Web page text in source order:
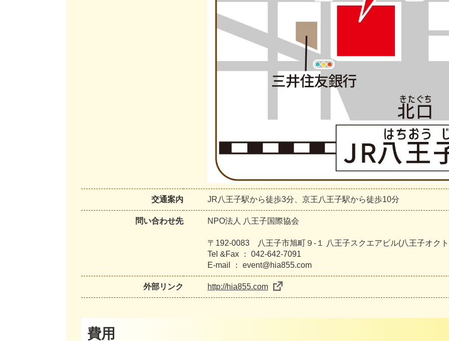
交通案内 JR八王子駅から徒歩3分、京王八王子駅から徒歩10分
問い合わせ先 NPO法人 八王子国際協会
〒192-0083 八王子市旭町９-１ 八王子スクエアビル(八王子オク
Tel &Fax ： 042-642-7091
E-mail ： event@hia855.com
外部リンク http://hia855.com
費用